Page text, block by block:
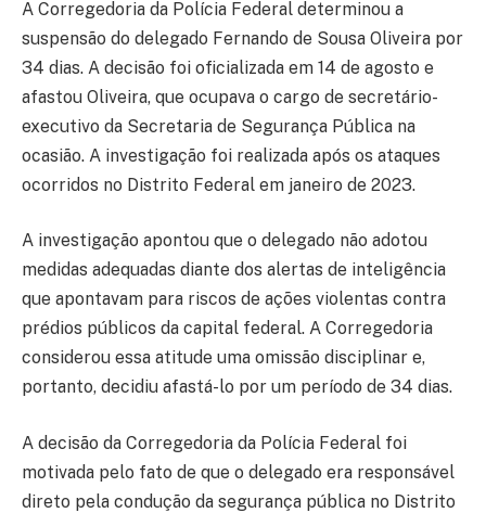
A Corregedoria da Polícia Federal determinou a
suspensão do delegado Fernando de Sousa Oliveira por
34 dias. A decisão foi oficializada em 14 de agosto e
afastou Oliveira, que ocupava o cargo de secretário-
executivo da Secretaria de Segurança Pública na
ocasião. A investigação foi realizada após os ataques
ocorridos no Distrito Federal em janeiro de 2023.
A investigação apontou que o delegado não adotou
medidas adequadas diante dos alertas de inteligência
que apontavam para riscos de ações violentas contra
prédios públicos da capital federal. A Corregedoria
considerou essa atitude uma omissão disciplinar e,
portanto, decidiu afastá-lo por um período de 34 dias.
A decisão da Corregedoria da Polícia Federal foi
motivada pelo fato de que o delegado era responsável
direto pela condução da segurança pública no Distrito